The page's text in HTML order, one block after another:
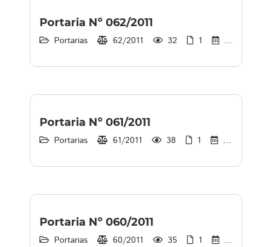
Portaria Nº 062/2011
Portarias 62/2011 32 1 30/12/2013
Portaria Nº 061/2011
Portarias 61/2011 38 1 30/12/2013
Portaria Nº 060/2011
Portarias 60/2011 35 1 30/12/2013